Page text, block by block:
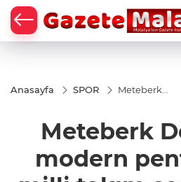
Anasayfa SPOR
Meteberk
pentatlonda
milli takım
katılacak
Meteberk
modern